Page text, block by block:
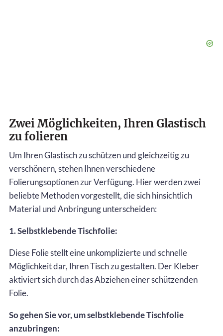
Zwei Möglichkeiten, Ihren Glastisch
zu folieren
Um Ihren Glastisch zu schützen und gleichzeitig zu
verschönern, stehen Ihnen verschiedene
Folierungsoptionen zur Verfügung. Hier werden zwei
beliebte Methoden vorgestellt, die sich hinsichtlich
Material und Anbringung unterscheiden:
1. Selbstklebende Tischfolie:
Diese Folie stellt eine unkomplizierte und schnelle
Möglichkeit dar, Ihren Tisch zu gestalten. Der Kleber
aktiviert sich durch das Abziehen einer schützenden
Folie.
So gehen Sie vor, um selbstklebende Tischfolie
anzubringen: